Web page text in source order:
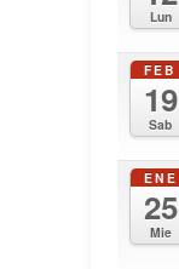
Lun
FEB
19
Sab
ENE
25
Mie